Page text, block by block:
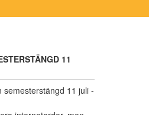
11
semesterstängd 11 juli -